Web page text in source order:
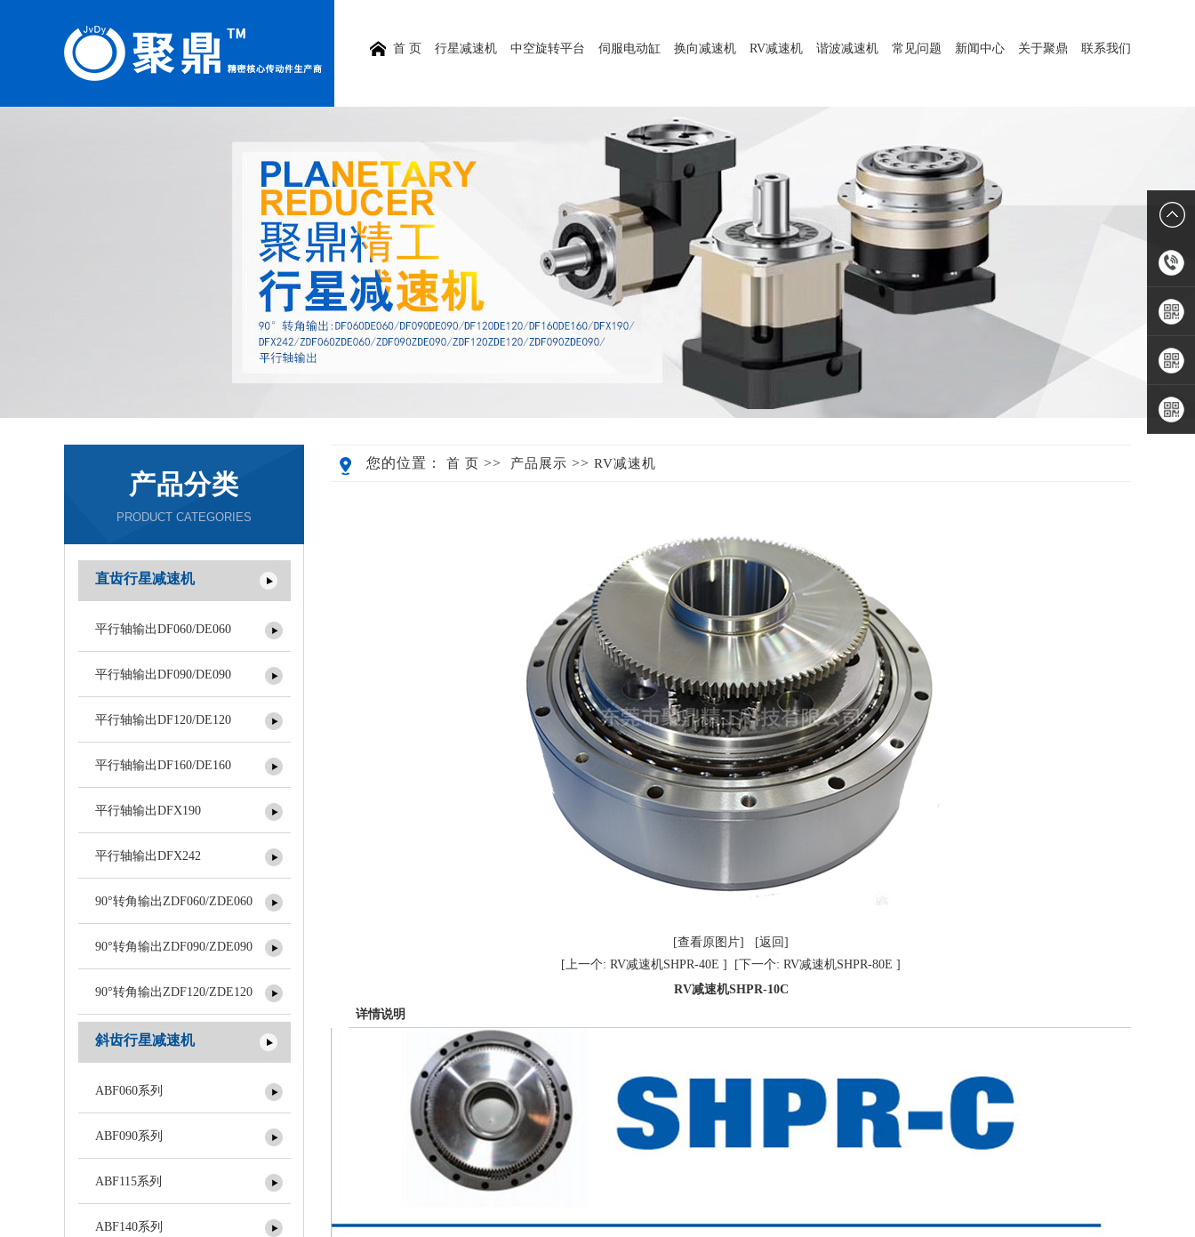
首 页 行星减速机 中空旋转平台 伺服电动缸 换向减速机 RV减速机 谐波减速机 常见问题 新闻中心 关于聚鼎 联系我们
产品分类
PRODUCT CATEGORIES
直齿行星减速机
平行轴输出DF060/DE060
平行轴输出DF090/DE090
平行轴输出DF120/DE120
平行轴输出DF160/DE160
平行轴输出DFX190
平行轴输出DFX242
90°转角输出ZDF060/ZDE060
90°转角输出ZDF090/ZDE090
90°转角输出ZDF120/ZDE120
斜齿行星减速机
ABF060系列
ABF090系列
ABF115系列
ABF140系列
您的位置： 首 页 >> 产品展示 >> RV减速机
[查看原图片]
[返回]
[上一个: RV减速机SHPR-40E ]
[下一个: RV减速机SHPR-80E ]
RV减速机SHPR-10C
详情说明
手机APP
二维码
微信公